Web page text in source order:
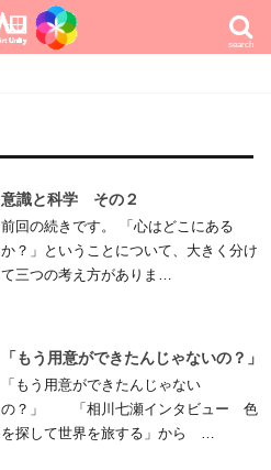
search
意識と科学 その２
前回の続きです。 「心はどこにある
か？」ということについて、大きく分け
て三つの考え方がありま…
「もう用意ができたんじゃないの？」
「もう用意ができたんじゃない
の？」 「相川七瀬インタビュー 色
を探して世界を旅する」から …